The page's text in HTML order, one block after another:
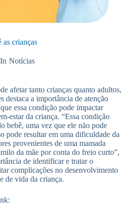
as crianças
In Notícias
afetar tanto crianças quanto adultos,
destaca a importância de atenção
essa condição pode impactar
estar da criança. “Essa condição
bebê, uma vez que ele não pode
pode resultar em uma dificuldade da
provenientes de uma mamada
da mãe por conta do freio curto”,
de identificar e tratar o
complicações no desenvolvimento
de vida da criança.